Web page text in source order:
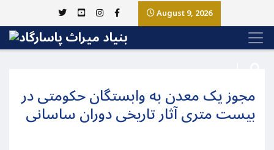
August 9, 2026
مجوز یک معدن به وابستگان حکومتی در
بیست متری آثار تاریخی دوران ساسانی